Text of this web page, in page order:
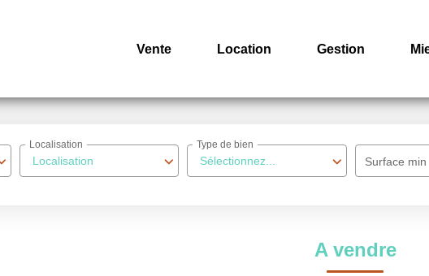
Vente Location Gestion
Localisation
Localisation
Sélectionnez...
Type de bien
Surface min
A vendre